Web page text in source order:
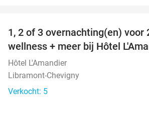
TODAY
1, 2 of 3 overnachting(en) voor
wellness + meer bij Hôtel
Hôtel L'Amandier
Libramont-Chevigny
Verkocht: 5